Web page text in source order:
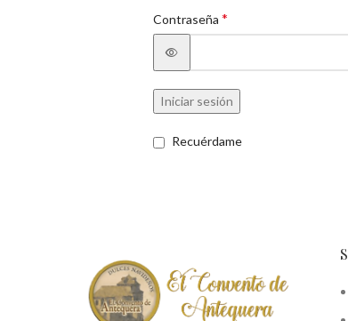
Contraseña *
Iniciar sesión
Recuérdame